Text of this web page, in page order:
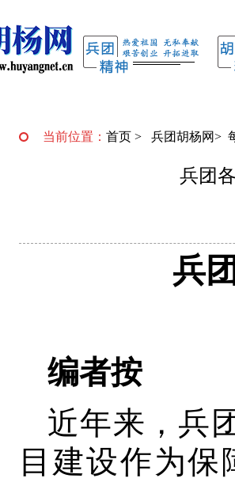
当前位置： 首页 > 兵团胡杨网>
兵团
兵
编者按
近年来，兵
目建设作为